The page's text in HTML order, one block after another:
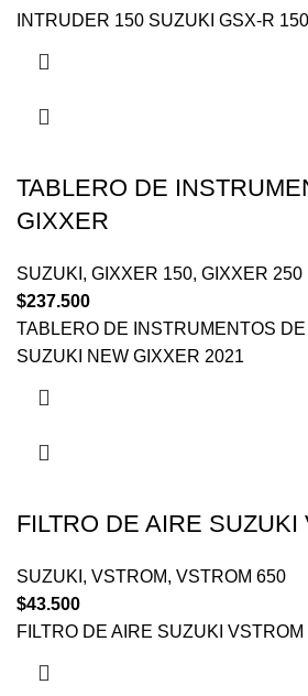
INTRUDER 150 SUZUKI GSX-R
TABLERO DE
GIXXER
SUZUKI , GIXXER 150, GIXXER 250
$237.500
TABLERO DE INSTRUMENTOS
SUZUKI NEW GIXXER 2021
FILTRO DE AIRE SUZUKI
SUZUKI , VSTROM, VSTROM 650
$43.500
FILTRO DE AIRE SUZUKI VSTROM